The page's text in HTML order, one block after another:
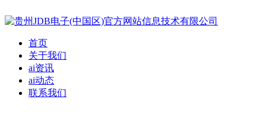
首页
关于我们
ai资讯
ai动态
联系我们